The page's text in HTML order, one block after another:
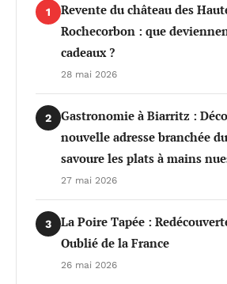
1
Revente du château des
Rochecorbon : que
cadeaux ?
28 mai 2026
2
Gastronomie à Biarritz :
nouvelle adresse branchée
savoure les plats à mains
27 mai 2026
3
La Poire Tapée :
Oublié de la France
26 mai 2026